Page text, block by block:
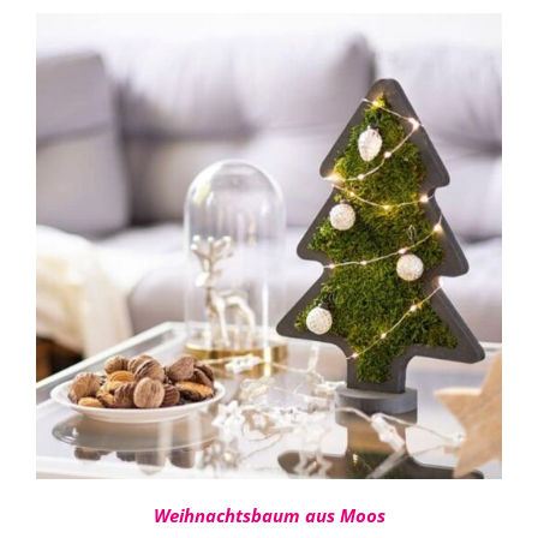
bis
876,00 €
IN DEN WARENKORB
/
Weihnachtsbaum aus Moos